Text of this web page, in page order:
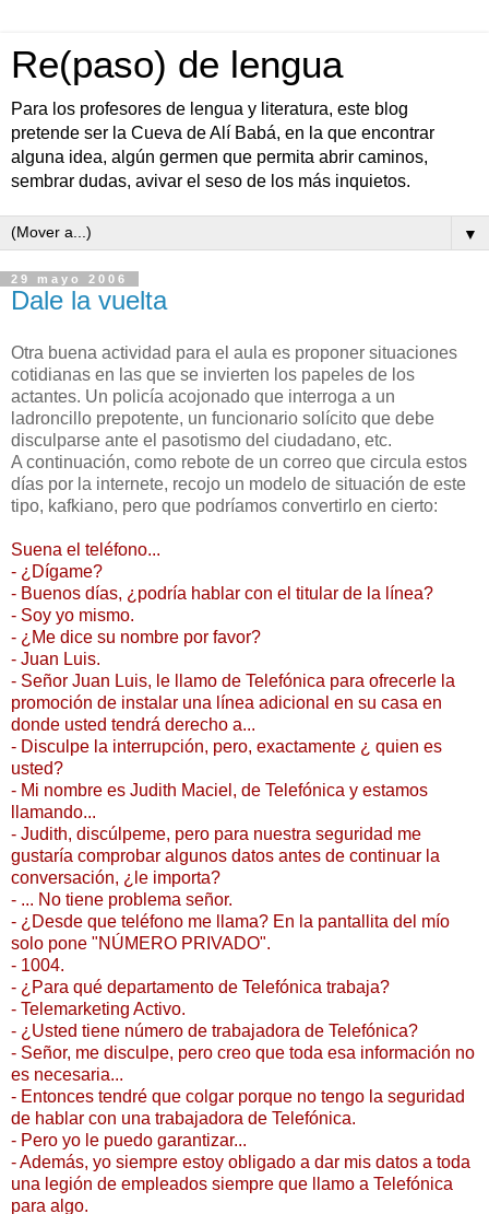
Re(paso) de lengua
Para los profesores de lengua y literatura, este blog
pretende ser la Cueva de Alí Babá, en la que encontrar
alguna idea, algún germen que permita abrir caminos,
sembrar dudas, avivar el seso de los más inquietos.
▼
29 mayo 2006
Dale la vuelta
Otra buena actividad para el aula es proponer situaciones
cotidianas en las que se invierten los papeles de los
actantes. Un policía acojonado que interroga a un
ladroncillo prepotente, un funcionario solícito que debe
disculparse ante el pasotismo del ciudadano, etc.
A continuación, como rebote de un correo que circula estos
días por la internete, recojo un modelo de situación de este
tipo, kafkiano, pero que podríamos convertirlo en cierto:
Suena el teléfono...
- ¿Dígame?
- Buenos días, ¿podría hablar con el titular de la línea?
- Soy yo mismo.
- ¿Me dice su nombre por favor?
- Juan Luis.
- Señor Juan Luis, le llamo de Telefónica para ofrecerle la
promoción de instalar una línea adicional en su casa en
donde usted tendrá derecho a...
- Disculpe la interrupción, pero, exactamente ¿ quien es
usted?
- Mi nombre es Judith Maciel, de Telefónica y estamos
llamando...
- Judith, discúlpeme, pero para nuestra seguridad me
gustaría comprobar algunos datos antes de continuar la
conversación, ¿le importa?
- ... No tiene problema señor.
- ¿Desde que teléfono me llama? En la pantallita del mío
solo pone "NÚMERO PRIVADO".
- 1004.
- ¿Para qué departamento de Telefónica trabaja?
- Telemarketing Activo.
- ¿Usted tiene número de trabajadora de Telefónica?
- Señor, me disculpe, pero creo que toda esa información no
es necesaria...
- Entonces tendré que colgar porque no tengo la seguridad
de hablar con una trabajadora de Telefónica.
- Pero yo le puedo garantizar...
- Además, yo siempre estoy obligado a dar mis datos a toda
una legión de empleados siempre que llamo a Telefónica
para algo.